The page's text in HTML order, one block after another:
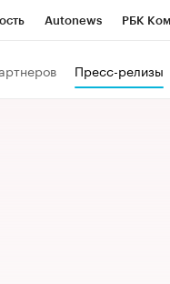
Autonews РБК
Пресс-релизы